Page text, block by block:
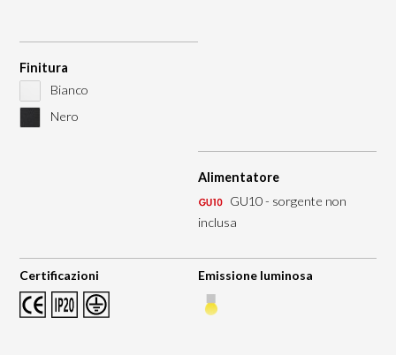
Finitura
Bianco
Nero
Alimentatore
GU10 - sorgente non
inclusa
Certificazioni Emissione luminosa